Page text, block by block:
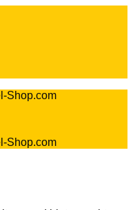
Shop.com
Shop.com